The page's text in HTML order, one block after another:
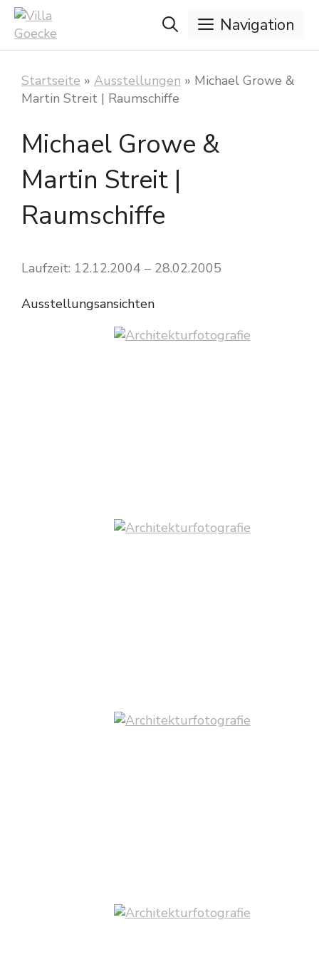
Zum
Inhalt
springen
Navigation
Startseite » Ausstellungen » Michael Growe &
Martin Streit | Raumschiffe
Michael Growe &
Martin Streit |
Raumschiffe
Laufzeit: 12.12.2004 – 28.02.2005
Ausstellungsansichten